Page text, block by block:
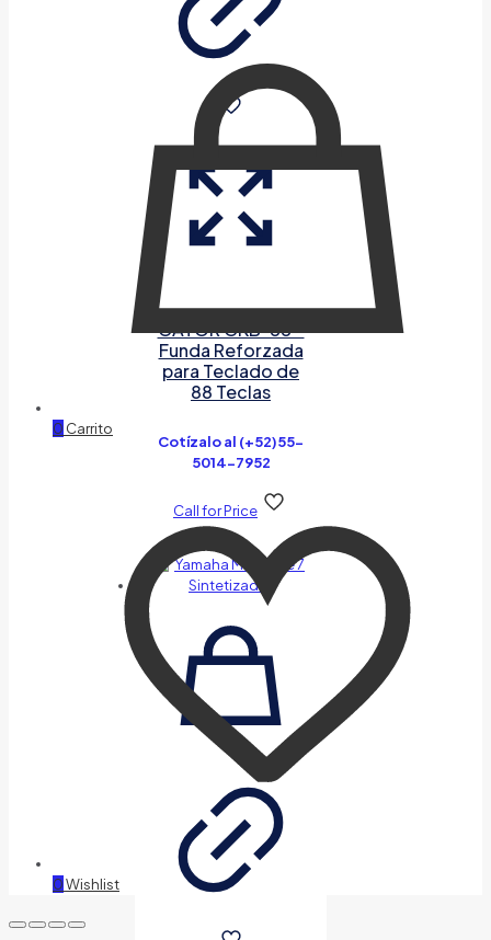
GATOR GKB-88 –
Funda Reforzada
para Teclado de
88 Teclas
Cotízalo al (+52)55-
5014-7952
Call for Price
0 Carrito
0Wishlist